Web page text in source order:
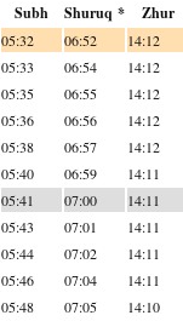
Subh Shuruq * Zhur
05:32 06:52 14:12
05:33 06:54 14:12
05:35 06:55 14:12
05:36 06:56 14:12
05:38 06:57 14:12
05:40 06:59 14:11
05:41 07:00 14:11
05:43 07:01 14:11
05:44 07:02 14:11
05:46 07:04 14:11
05:48 07:05 14:10